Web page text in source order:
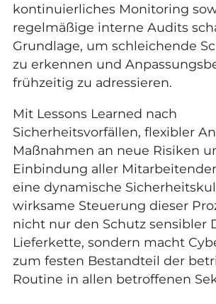
kontinuierliches Monitoring
regelmäßige interne Audits
Grundlage, um schleichende
zu erkennen und
frühzeitig zu adressieren.
Mit Lessons Learned nach
Sicherheitsvorfällen, flexibler
Maßnahmen an neue Risiken
Einbindung aller
eine dynamische
wirksame Steuerung dieser
nicht nur den Schutz sensibler
Lieferkette, sondern macht
zum festen Bestandteil der
Routine in allen betroffenen